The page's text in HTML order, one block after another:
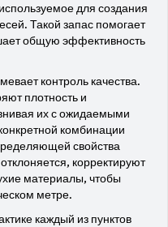
для создания
. Такой запас помогает
общую эффективность
контроль качества.
плотность и
их с ожидаемыми
комбинации
свойства
корректируют
материалы, чтобы
метре.
каждый из пунктов